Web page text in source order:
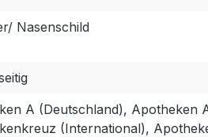
Nasenschild
A (Deutschland), Apotheken
(International),